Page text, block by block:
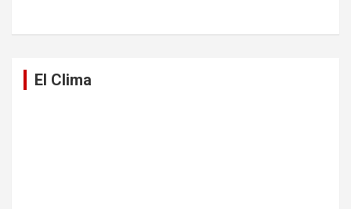
El Clima